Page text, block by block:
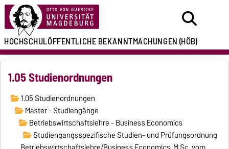
HOCHSCHULÖFFENTLICHEBEKANNTMACHUNGEN(HÖB)
1.05 Studienordnungen
1.05 Studienordnungen
Master - Studiengänge
Betriebswirtschaftslehre - Business Economics
Studiengangsspezifische Studien- und Prüfungsordnung